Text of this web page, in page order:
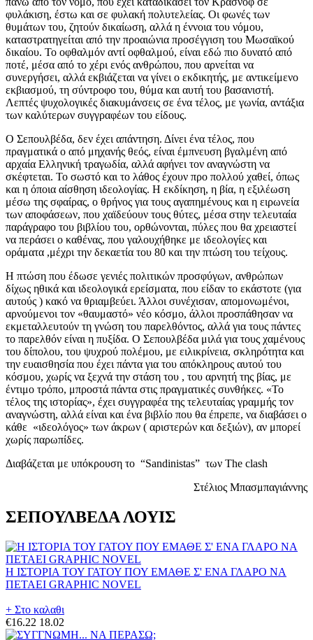
φυλάκιση, έστω και σε φυλακή πολυτελείας. Οι φωνές των
θυμάτων του, ζητούν δικαίωση, αλλά η έννοια του νόμου,
καταστρατηγείται από την προαιώνια προσέγγιση του Μωσαϊκού
δικαίου. Το οφθαλμόν αντί οφθαλμού, είναι εδώ πιο δυνατό από
ποτέ, μέσα από το χέρι ενός ανθρώπου, που αρνείται να
συνεργήσει, αλλά εκβιάζεται να γίνει ο εκδικητής, με αντικείμενο
εκβιασμού, τη σύντροφο του, θύμα και αυτή του βασανιστή.
Λεπτές ψυχολογικές διακυμάνσεις σε ένα τέλος, με γωνία, αντάξια
των καλύτερων συγγραφέων του είδους.
Ο Σεπουλβέδα, δεν έχει απάντηση. Δίνει ένα τέλος, που
πραγματικά ο από μηχανής θεός, είναι έμπνευση βγαλμένη από
αρχαία Ελληνική τραγωδία, αλλά αφήνει τον αναγνώστη να
σκέφτεται. Το σωστό και το λάθος έχουν προ πολλού χαθεί, όπως
και η όποια αίσθηση ιδεολογίας. Η εκδίκηση, η βία, η εξιλέωση
μέσω της σφαίρας, ο θρήνος για τους αγαπημένους και η ειρωνεία
των αποφάσεων, που χαϊδεύουν τους θύτες, μέσα στην τελευταία
παράγραφο του βιβλίου του, ορθώνονται, πύλες που θα χρειαστεί
να περάσει ο καθένας, που γαλουχήθηκε με ιδεολογίες και
οράματα ,μέχρι την δεκαετία του 80 και την πτώση του τείχους.
Η πτώση που έδωσε γενιές πολιτικών προσφύγων, ανθρώπων
δίχως ηθικά και ιδεολογικά ερείσματα, που είδαν το εκάστοτε (για
αυτούς ) κακό να θριαμβεύει. Άλλοι συνέχισαν, απομονωμένοι,
αρνούμενοι τον «θαυμαστό» νέο κόσμο, άλλοι προσπάθησαν να
εκμεταλλευτούν τη γνώση του παρελθόντος, αλλά για τους πάντες
το παρελθόν είναι η πυξίδα. Ο Σεπουλβέδα μιλά για τους χαμένους
του δίπολου, του ψυχρού πολέμου, με ειλικρίνεια, σκληρότητα και
την ευαισθησία που έχει πάντα για του απόκληρους αυτού του
κόσμου, χωρίς να ξεχνά την στάση του , του αρνητή της βίας, με
έντιμο τρόπο, μπροστά πάντα στις πραγματικές συνθήκες. «Το
τέλος της ιστορίας», έχει συγγραφέα της τελευταίας γραμμής τον
αναγνώστη, αλλά είναι και ένα βιβλίο που θα έπρεπε, να διαβάσει ο
κάθε «ιδεολόγος» των άκρων ( αριστερών και δεξιών), αν μπορεί
χωρίς παρωπίδες.
Διαβάζεται με υπόκρουση το “Sandinistas” των The clash
Στέλιος Μπασμπαγιάννης
ΣΕΠΟΥΛΒΕΔΑ ΛΟΥΙΣ
Η ΙΣΤΟΡΙΑ ΤΟΥ ΓΑΤΟΥ ΠΟΥ ΕΜΑΘΕ Σ' ΕΝΑ ΓΛΑΡΟ ΝΑ
ΠΕΤΑΕΙ GRAPHIC NOVEL
+ Στο καλαθι
€16.22 18.02